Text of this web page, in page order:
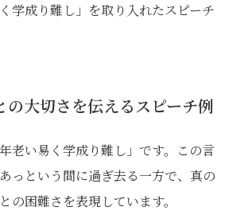
学成り難し」を取り入れたスピーチ
の大切さを伝えるスピーチ例
老い易く学成り難し」です。この言
っという間に過ぎ去る一方で、真の
の困難さを表現しています。